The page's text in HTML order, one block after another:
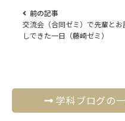
前の記事
交流会（合同ゼミ）で先輩とお
しできた一日（藤崎ゼミ）
学科ブログの